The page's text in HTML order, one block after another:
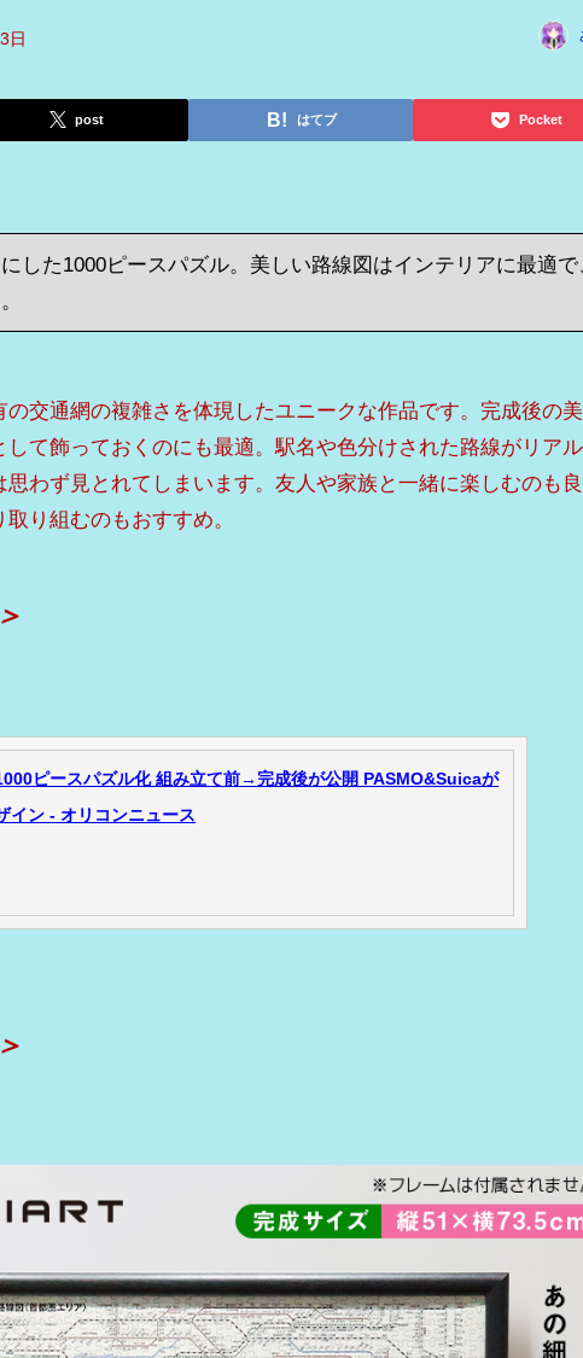
日
post はてブ Pocket
した1000ピースパズル。美しい路線図はインテリアに最適で
の交通網の複雑さを体現したユニークな作品です。完成後の美
て飾っておくのにも最適。駅名や色分けされた路線がリア
わず見とれてしまいます。友人や家族と一緒に楽しむのも
り組むのもおすすめ。
ピースパズル化 組み立て前→完成後が公開 PASMO&Suicaが
イン - オリコンニュース